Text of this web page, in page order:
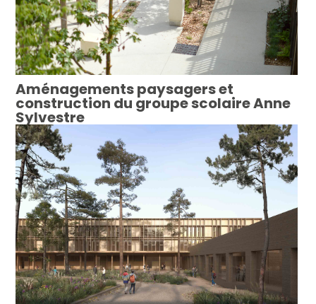
Aménagements paysagers et
construction du groupe scolaire Anne
Sylvestre